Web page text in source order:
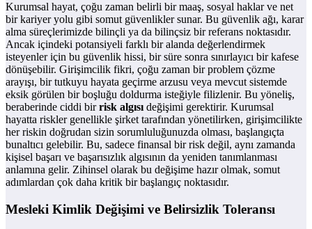
Kurumsal hayat, çoğu zaman belirli bir maaş, sosyal haklar ve net
bir kariyer yolu gibi somut güvenlikler sunar. Bu güvenlik ağı, karar
alma süreçlerimizde bilinçli ya da bilinçsiz bir referans noktasıdır.
Ancak içindeki potansiyeli farklı bir alanda değerlendirmek
isteyenler için bu güvenlik hissi, bir süre sonra sınırlayıcı bir kafese
dönüşebilir. Girişimcilik fikri, çoğu zaman bir problem çözme
arayışı, bir tutkuyu hayata geçirme arzusu veya mevcut sistemde
eksik görülen bir boşluğu doldurma isteğiyle filizlenir. Bu yöneliş,
beraberinde ciddi birrisk algısı değişimi gerektirir. Kurumsal
hayatta riskler genellikle şirket tarafından yönetilirken, girişimcilikte
her riskin doğrudan sizin sorumluluğunuzda olması, başlangıçta
bunaltıcı gelebilir. Bu, sadece finansal bir risk değil, aynı zamanda
kişisel başarı ve başarısızlık algısının da yeniden tanımlanması
anlamına gelir. Zihinsel olarak bu değişime hazır olmak, somut
adımlardan çok daha kritik bir başlangıç noktasıdır.
Mesleki Kimlik Değişimi ve Belirsizlik Toleransı